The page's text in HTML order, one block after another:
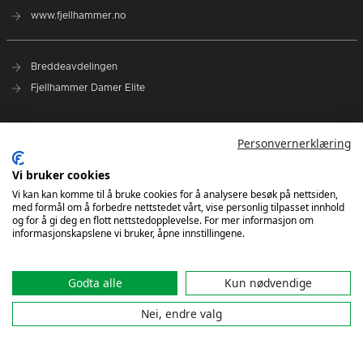
www.fjellhammer.no
Breddeavdelingen
Fjellhammer Damer Elite
NHF Region Øst
Kontakt oss
Personvernerklæring
Vi bruker cookies
Vi kan kan komme til å bruke cookies for å analysere besøk på nettsiden,
med formål om å forbedre nettstedet vårt, vise personlig tilpasset innhold
og for å gi deg en flott nettstedopplevelse. For mer informasjon om
informasjonskapslene vi bruker, åpne innstillingene.
Godta alle
Kun nødvendige
Nei, endre valg